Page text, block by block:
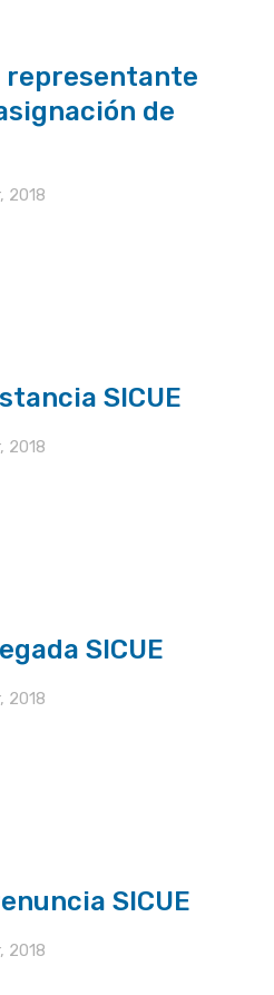
de
2018
SICUE
2018
SICUE
2018
SICUE
2018